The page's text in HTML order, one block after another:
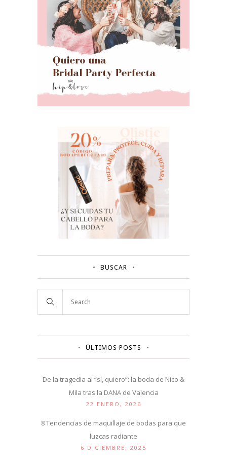
BUSCAR
ÚLTIMOS POSTS
De la tragedia al “sí, quiero”: la boda de Nico &
Mila tras la DANA de Valencia
22 ENERO, 2026
8 Tendencias de maquillaje de bodas para que
luzcas radiante
6 DICIEMBRE, 2025